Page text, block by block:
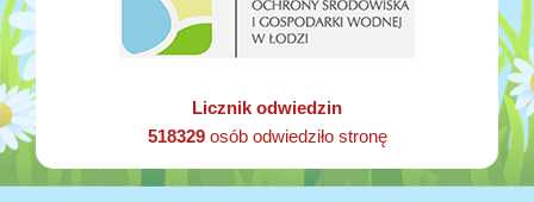
Licznik odwiedzin
518329osób odwiedziło stronę